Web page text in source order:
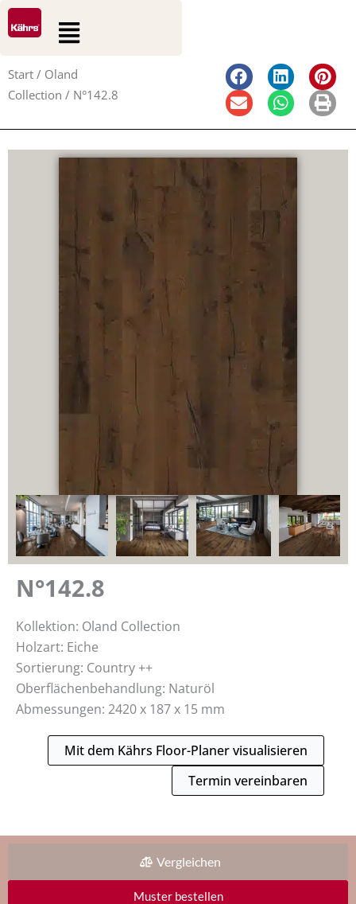
Zum
Inhalt
Suche
Flyout
Menu
Start / Oland
Collection / N°142.8
N°142.8
Kollektion: Oland Collection
Holzart: Eiche
Sortierung: Country ++
Oberflächenbehandlung: Naturöl
Abmessungen: 2420 x 187 x 15 mm
Mit dem Kährs Floor-Planer visualisieren
Termin vereinbaren
Vergleichen
Muster bestellen